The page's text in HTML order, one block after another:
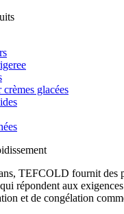
glacées
TEFCOLD fournit des
répondent aux
et de congélation